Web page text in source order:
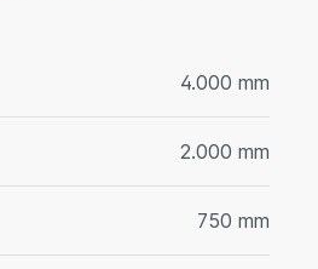
4.000 mm
2.000 mm
750 mm